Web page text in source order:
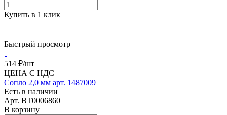
Купить в 1 клик
Быстрый просмотр
514 ₽/шт
ЦЕНА С НДС
Сопло 2,0 мм арт. 1487009
Есть в наличии
Арт. BT0006860
В корзину